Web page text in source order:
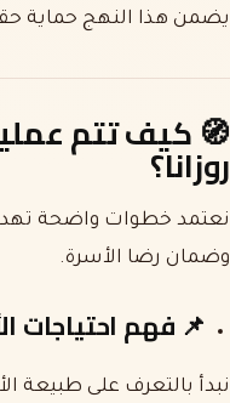
يضمن هذا النهج حماية
🧭كيف تتم
روزانا؟
نعتمد خطوات واضحة
وضمان رضا الأسرة.
📌 فهم احتياجات
نبدأ بالتعرف على طبيعة